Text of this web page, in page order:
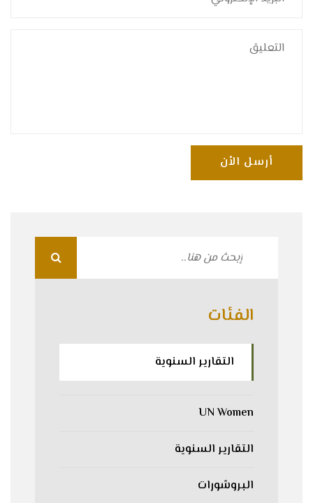
أرسل الأن
الفئات
التقارير السنوية
UN Women
التقارير السنوية
البروشورات